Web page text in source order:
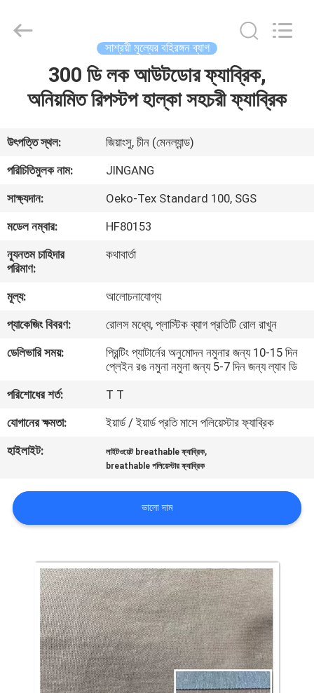
আমাদের
সম্পর্কে
কারখানা
ভ্রমণ
মান
নিয়ন্ত্রণ
করুন
খবর
কেস
NEWS
PRIVACY
Textile
Co.,Ltd.
সাশ্রয়ী মূল্যের বহিরঙ্গন ব্যাগ
300 ডি লক আউটডোর ফ্যাব্রিক,
অনিয়মিত রিপস্টপ হাল্কা সহচরী ফ্যাব্রিক
উৎপত্তি স্থল:
জিয়াংসু, চীন (মেনল্যান্ড)
পরিচিতিমুলক নাম:
JINGANG
সাক্ষ্যদান:
Oeko-Tex Standard 100, SGS
মডেল নম্বার:
HF80153
ন্যূনতম চাহিদার
পরিমাণ:
কথাবার্তা
মূল্য:
আলোচনাযোগ্য
প্যাকেজিং বিবরণ:
রোলস মধ্যে, প্লাস্টিক ব্যাগ প্রতিটি রোল রাখুন
ডেলিভারি সময়:
প্রিন্টিং প্যাটার্নের অনুমোদন নমুনার জন্য 10-15 দিন
প্লেইন রঙ নমুনা নমুনা জন্য 5-7 দিন জন্য ল্যাব ডি
পরিশোধের শর্ত:
T T
যোগানের ক্ষমতা:
ইয়ার্ড / ইয়ার্ড প্রতি মাসে পলিয়েস্টার ফ্যাব্রিক
হাইলাইট:
লাইটওয়েট breathable ফ্যাব্রিক,
breathable পলিয়েস্টার ফ্যাব্রিক
ভালো দাম